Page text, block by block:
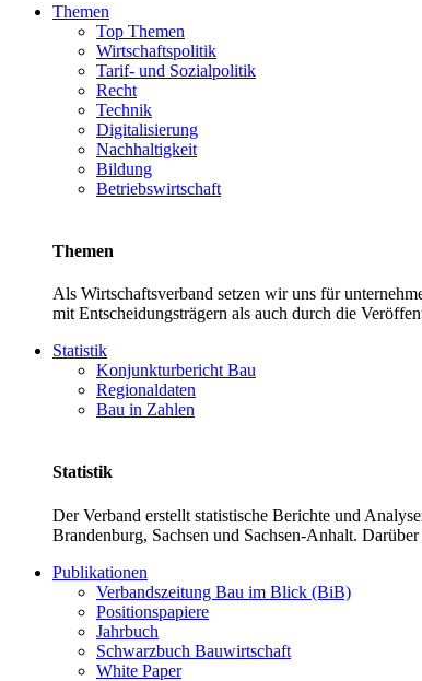
Themen
Top Themen
Wirtschaftspolitik
Tarif- und Sozialpolitik
Recht
Technik
Digitalisierung
Nachhaltigkeit
Bildung
Betriebswirtschaft
Themen
Als Wirtschaftsverband setzen wir uns für
mit Entscheidungsträgern als auch durch die
Statistik
Konjunkturbericht Bau
Regionaldaten
Bau in Zahlen
Statistik
Der Verband erstellt statistische Berichte und
Brandenburg, Sachsen und Sachsen-Anhalt.
Publikationen
Verbandszeitung Bau im Blick (BiB)
Positionspapiere
Jahrbuch
Schwarzbuch Bauwirtschaft
White Paper